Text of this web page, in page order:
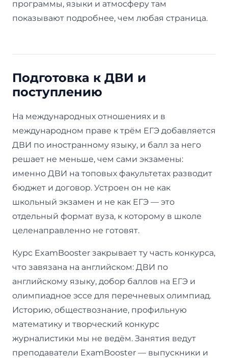
программы, языки и атмосферу там
показывают подробнее, чем любая страница.
Подготовка к ДВИ и
поступлению
На международных отношениях и в
международном праве к трём ЕГЭ добавляется
ДВИ по иностранному языку, и балл за него
решает не меньше, чем сами экзамены:
именно ДВИ на топовых факультетах разводит
бюджет и договор. Устроен он не как
школьный экзамен и не как ЕГЭ — это
отдельный формат вуза, к которому в школе
целенаправленно не готовят.
Курс ExamBooster закрывает ту часть конкурса,
что завязана на английском: ДВИ по
английскому языку, добор баллов на ЕГЭ и
олимпиадное эссе для перечневых олимпиад.
Историю, обществознание, профильную
математику и творческий конкурс
журналистики мы не ведём. Занятия ведут
преподаватели ExamBooster — выпускники и